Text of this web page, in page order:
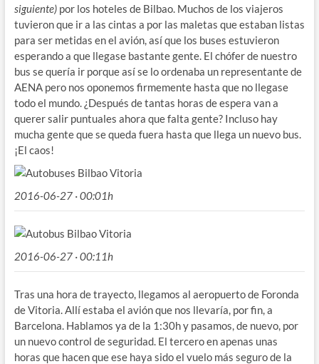
siguiente)por los hoteles de Bilbao. Muchos de los viajeros
tuvieron que ir a las cintas a por las maletas que estaban listas
para ser metidas en el avión, así que los buses estuvieron
esperando a que llegase bastante gente. El chófer de nuestro
bus se quería ir porque así se lo ordenaba un representante de
AENA pero nos oponemos firmemente hasta que no llegase
todo el mundo. ¿Después de tantas horas de espera van a
querer salir puntuales ahora que falta gente? Incluso hay
mucha gente que se queda fuera hasta que llega un nuevo bus.
¡El caos!
2016-06-27 · 00:01h
2016-06-27 · 00:11h
Tras una hora de trayecto, llegamos al aeropuerto de Foronda
de Vitoria. Allí estaba el avión que nos llevaría, por fin, a
Barcelona. Hablamos ya de la 1:30h y pasamos, de nuevo, por
un nuevo control de seguridad. El tercero en apenas unas
horas que hacen que ese haya sido el vuelo más seguro de la